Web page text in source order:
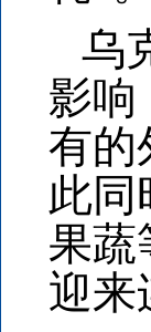
乌
影响
有的
此同
果蔬
迎来